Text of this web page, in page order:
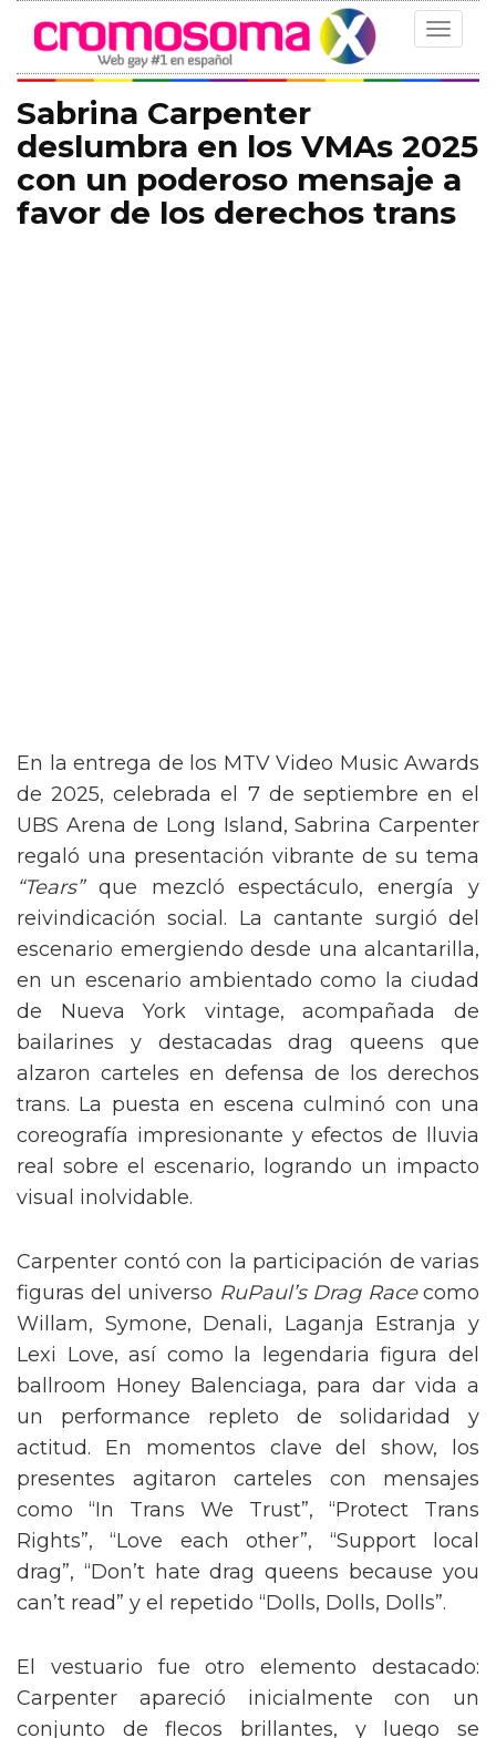
Toggle
Sabrina Carpenter
deslumbra en los VMAs 2025
con un poderoso mensaje a
favor de los derechos trans
En la entrega de los MTV Video Music Awards
de 2025, celebrada el 7 de septiembre en el
UBS Arena de Long Island, Sabrina Carpenter
regaló una presentación vibrante de su tema
“Tears”que mezcló espectáculo, energía y
reivindicación social. La cantante surgió del
escenario emergiendo desde una alcantarilla,
en un escenario ambientado como la ciudad
de Nueva York vintage, acompañada de
bailarines y destacadas drag queens que
alzaron carteles en defensa de los derechos
trans. La puesta en escena culminó con una
coreografía impresionante y efectos de lluvia
real sobre el escenario, logrando un impacto
visual inolvidable.
Carpenter contó con la participación de varias
figuras del universo RuPaul’s Drag Racecomo
Willam, Symone, Denali, Laganja Estranja y
Lexi Love, así como la legendaria figura del
ballroom Honey Balenciaga, para dar vida a
un performance repleto de solidaridad y
actitud. En momentos clave del show, los
presentes agitaron carteles con mensajes
como “In Trans We Trust”, “Protect Trans
Rights”, “Love each other”, “Support local
drag”, “Don’t hate drag queens because you
can’t read” y el repetido “Dolls, Dolls, Dolls”.
El vestuario fue otro elemento destacado:
Carpenter apareció inicialmente con un
conjunto de flecos brillantes, y luego se